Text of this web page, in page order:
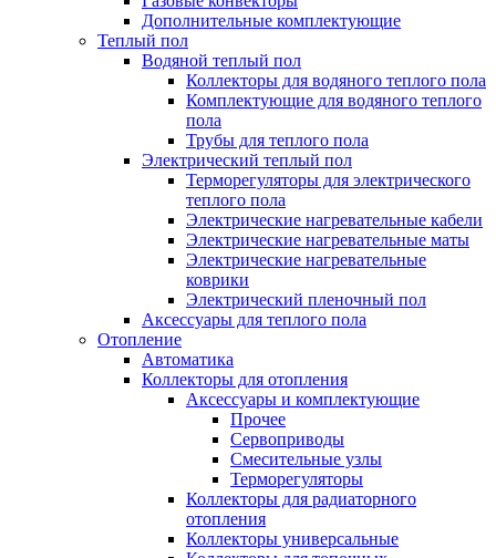
Дополнительные комплектующие
Теплый пол
Водяной теплый пол
Коллекторы для водяного теплого пола
Комплектующие для водяного теплого
пола
Трубы для теплого пола
Электрический теплый пол
Терморегуляторы для электрического
теплого пола
Электрические нагревательные кабели
Электрические нагревательные маты
Электрические нагревательные
коврики
Электрический пленочный пол
Аксессуары для теплого пола
Отопление
Автоматика
Коллекторы для отопления
Аксессуары и комплектующие
Прочее
Сервоприводы
Смесительные узлы
Терморегуляторы
Коллекторы для радиаторного
отопления
Коллекторы универсальные